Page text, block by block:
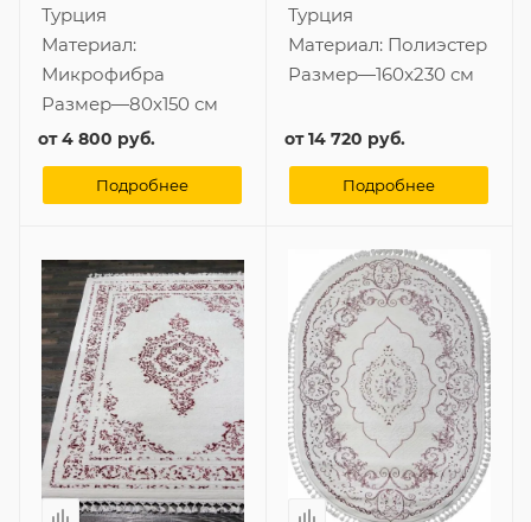
Турция
Материал:
Микрофибра
Размер—80x150 см
от4 800 руб.
Подробнее
Турция
Материал: Полиэстер
Размер—160x230 см
от14 720 руб.
Подробнее